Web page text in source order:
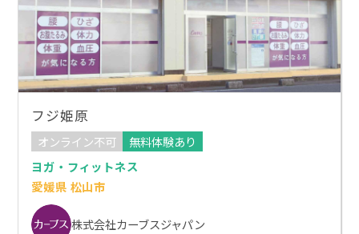
フジ姫原
オンライン不可
無料体験あり
ヨガ・フィットネス
愛媛県 松山市
株式会社カーブスジャパン